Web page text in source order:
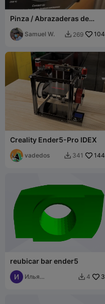
Pinza / Abrazaderas de
carrete serie Ender
(Creality, Ender5, Ender3)
Samuel W.  269 104
Creality Ender5-Pro IDEX
vadedos  341 144
reubicar bar ender5
Илья
 4 3